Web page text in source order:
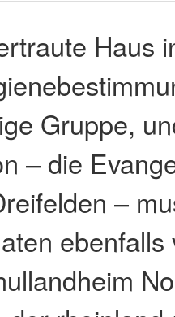
Haus
Gruppe,
– die
–